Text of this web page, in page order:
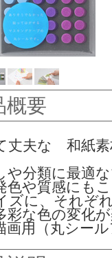
概要
丈夫な 和紙
や分類に最適
色や質感にも
ズに、それぞ
彩な色の変化
画用（丸シー